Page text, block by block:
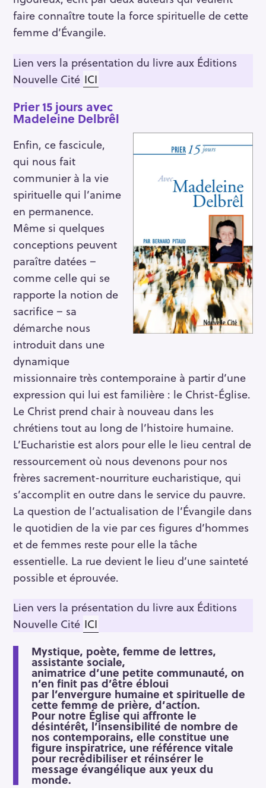
faire connaître toute la force spirituelle de cette
femme d’Évangile.
Lien vers la présentation du livre aux Éditions
Nouvelle Cité ICI
Prier 15 jours avec
Madeleine Delbrêl
Enfin, ce fascicule,
qui nous fait
communier à la vie
spirituelle qui l’anime
en permanence.
Même si quelques
conceptions peuvent
paraître datées –
comme celle qui se
rapporte la notion de
sacrifice – sa
démarche nous
introduit dans une
dynamique
missionnaire très contemporaine à partir d’une
expression qui lui est familière : le Christ-Église.
Le Christ prend chair à nouveau dans les
chrétiens tout au long de l’histoire humaine.
L’Eucharistie est alors pour elle le lieu central de
ressourcement où nous devenons pour nos
frères sacrement-nourriture eucharistique, qui
s’accomplit en outre dans le service du pauvre.
La question de l’actualisation de l’Évangile dans
le quotidien de la vie par ces figures d’hommes
et de femmes reste pour elle la tâche
essentielle. La rue devient le lieu d’une sainteté
possible et éprouvée.
Lien vers la présentation du livre aux Éditions
Nouvelle Cité ICI
Mystique, poète, femme de lettres,
assistante sociale,
animatrice d’une petite communauté, on
n’en finit pas d’être ébloui
par l’envergure humaine et spirituelle de
cette femme de prière, d’action.
Pour notre Église qui affronte le
désintérêt, l’insensibilité de nombre de
nos contemporains, elle constitue une
figure inspiratrice, une référence vitale
pour recrédibiliser et réinsérer le
message évangélique aux yeux du
monde.
R
c
e
r
c
e
r